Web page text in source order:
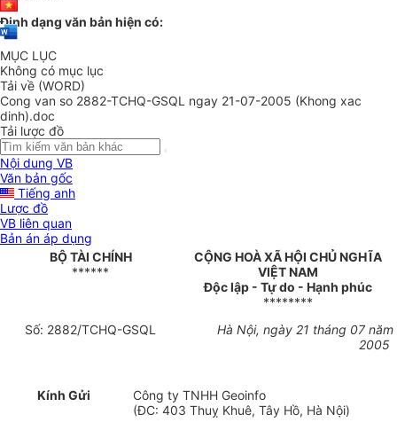
Định dạng văn bản hiện có:
MỤC LỤC
Không có mục lục
Tải về (WORD)
Cong van so 2882-TCHQ-GSQL ngay 21-07-2005 (Khong xac
dinh).doc
Tải lược đồ
Nội dung VB
Văn bản gốc
Tiếng anh
Lược đồ
VB liên quan
Bản án áp dụng
BỘ TÀI CHÍNH
******
CỘNG HOÀ XÃ HỘI CHỦ NGHĨA
VIỆT NAM
Độc lập - Tự do - Hạnh phúc
********
Số: 2882/TCHQ-GSQL
Hà Nội, ngày 21 tháng 07 năm
2005
Kính Gửi
Công ty TNHH Geoinfo
(ĐC: 403 Thuỵ Khuê, Tây Hồ, Hà Nội)